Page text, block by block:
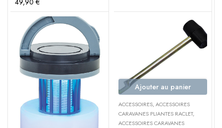
49,90 €
Ajouter au panier
ACCESSOIRES,ACCESSOIRES
CARAVANES PLIANTES RACLET,
ACCESSOIRES CARAVANES